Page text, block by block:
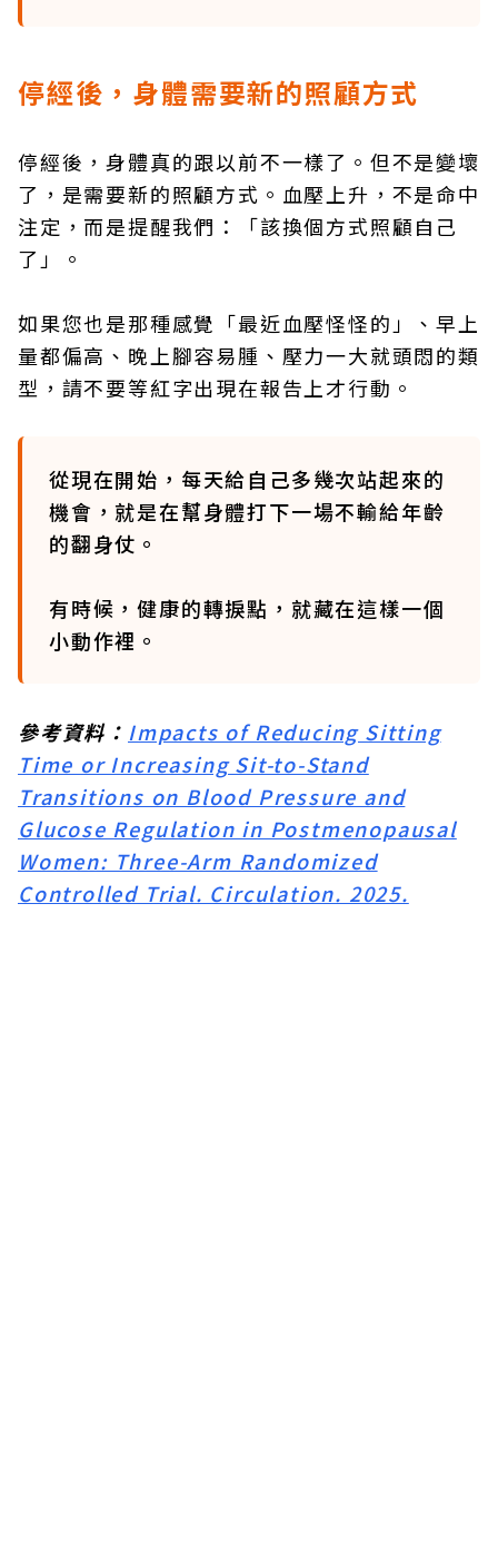
停經後，身體需要新的照顧方式
停經後，身體真的跟以前不一樣了。但不是變壞
了，是需要新的照顧方式。血壓上升，不是命中
注定，而是提醒我們：「該換個方式照顧自己
了」。
如果您也是那種感覺「最近血壓怪怪的」、早上
量都偏高、晚上腳容易腫、壓力一大就頭悶的類
型，請不要等紅字出現在報告上才行動。
從現在開始，每天給自己多幾次站起來的
機會，就是在幫身體打下一場不輸給年齡
的翻身仗。
有時候，健康的轉捩點，就藏在這樣一個
小動作裡。
參考資料： Impacts of Reducing Sitting
Time or Increasing Sit-to-Stand
Transitions on Blood Pressure and
Glucose Regulation in Postmenopausal
Women: Three-Arm Randomized
Controlled Trial. Circulation. 2025.